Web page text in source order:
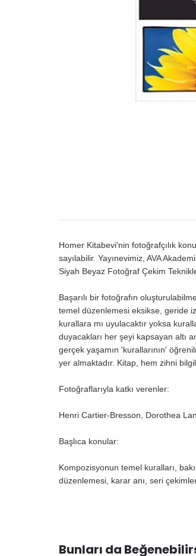
Homer Kitabevi'nin fotoğrafçılık
sayılabilir. Yayınevimiz, AVA
Siyah Beyaz Fotoğraf Çekim
Başarılı bir fotoğrafın
temel düzenlemesi eksikse, geride
kurallara mı uyulacaktır yoksa
duyacakları her şeyi kapsayan altı
gerçek yaşamın 'kurallarının'
yer almaktadır. Kitap, hem zihni
Fotoğraflarıyla katkı verenler:
Henri Cartier-Bresson, Dorothea
Başlıca konular:
Kompozisyonun temel kuralları,
düzenlemesi, karar anı, seri
Bunları da